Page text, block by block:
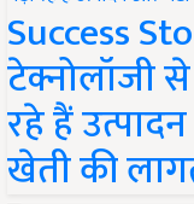
Success
टेक्नोलॉजी
रहे हैं
खेती की